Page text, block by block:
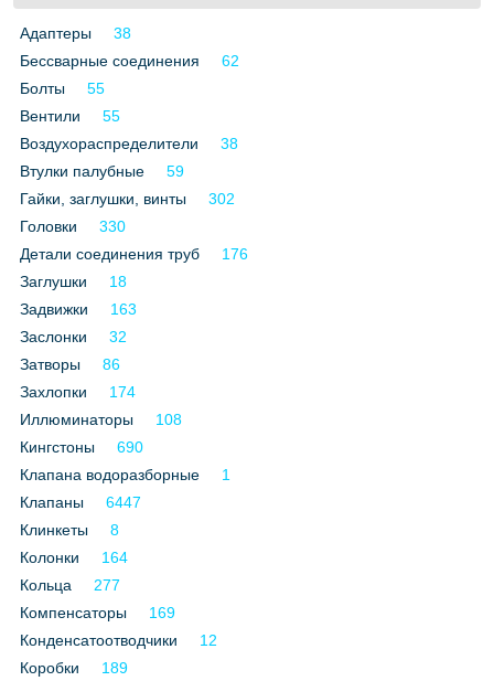
Адаптеры
38
Бессварные соединения
62
Болты
55
Вентили
55
Воздухораспределители
38
Втулки палубные
59
Гайки, заглушки, винты
302
Головки
330
Детали соединения труб
176
Заглушки
18
Задвижки
163
Заслонки
32
Затворы
86
Захлопки
174
Иллюминаторы
108
Кингстоны
690
Клапана водоразборные
1
Клапаны
6447
Клинкеты
8
Колонки
164
Кольца
277
Компенсаторы
169
Конденсатоотводчики
12
Коробки
189